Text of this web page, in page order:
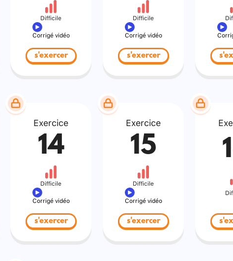
Difficile
Corrigé vidéo
s'exercer
Difficile
Corrigé vidéo
s'exercer
Exercice
14
Difficile
Corrigé vidéo
s'exercer
Exercice
15
Difficile
Corrigé vidéo
s'exercer